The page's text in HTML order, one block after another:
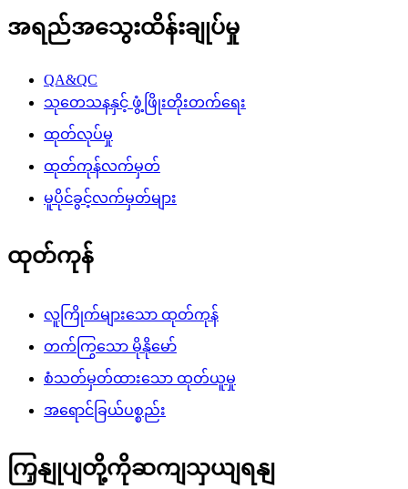
အရည်အသွေးထိန်းချုပ်မှု
QA&QC
သုတေသနနှင့် ဖွံ့ဖြိုးတိုးတက်ရေး
ထုတ်လုပ်မှု
ထုတ်ကုန်လက်မှတ်
မူပိုင်ခွင့်လက်မှတ်များ
ထုတ်ကုန်
လူကြိုက်များသော ထုတ်ကုန်
တက်ကြွသော မိုနိုမော်
စံသတ်မှတ်ထားသော ထုတ်ယူမှု
အရောင်ခြယ်ပစ္စည်း
ကြှနျုပျတို့ကိုဆကျသှယျရနျ